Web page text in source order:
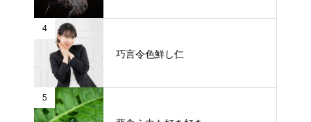
4
巧言令色鮮し仁
5